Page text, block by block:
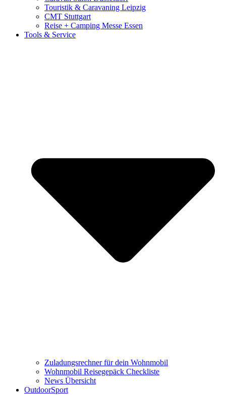
Touristik & Caravaning Leipzig
CMT Stuttgart
Reise + Camping Messe Essen
Tools & Service
Zuladungsrechner für dein Wohnmobil
Wohnmobil Reisegepäck Checkliste
News Übersicht
OutdoorSport